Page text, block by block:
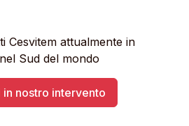
Cesvitem attualmente in
Sud del mondo
in nostro intervento